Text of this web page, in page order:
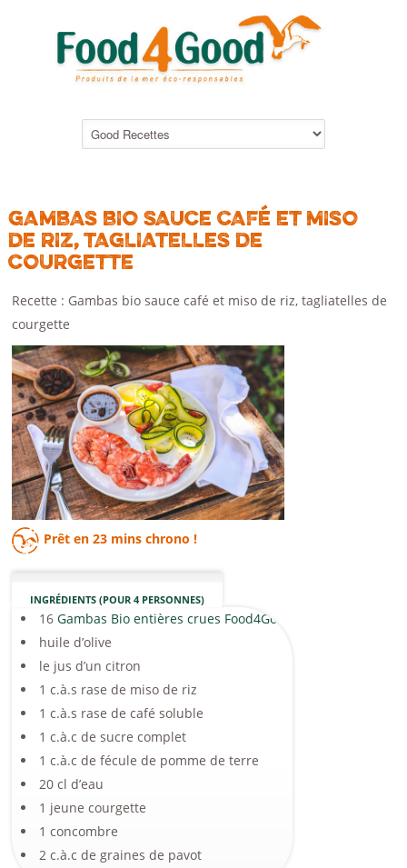
GAMBAS BIO SAUCE CAFÉ ET MISO
DE RIZ, TAGLIATELLES DE
COURGETTE
Recette : Gambas bio sauce café et miso de riz, tagliatelles de
courgette
Prêt en23 mins chrono !
INGRÉDIENTS (POUR 4 PERSONNES)
16Gambas Bio entières crues Food4Good
huile d’olive
le jus d’un citron
1 c.à.s rase de miso de riz
1 c.à.s rase de café soluble
1 c.à.c de sucre complet
1 c.à.c de fécule de pomme de terre
20 cl d’eau
1 jeune courgette
1 concombre
2 c.à.c de graines de pavot